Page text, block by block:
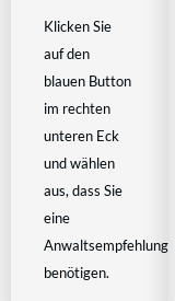
Klicken Sie
auf den
blauen Button
im rechten
unteren Eck
und wählen
aus, dass Sie
eine
Anwaltsempfehlung
benötigen.